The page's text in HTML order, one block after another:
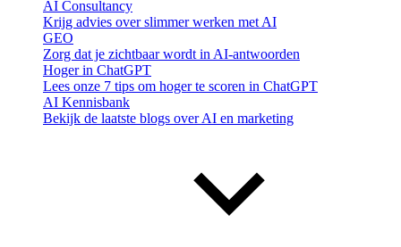
AI Consultancy
Krijg advies over slimmer werken met AI
GEO
Zorg dat je zichtbaar wordt in AI-antwoorden
Hoger in ChatGPT
Lees onze 7 tips om hoger te scoren in ChatGPT
AI Kennisbank
Bekijk de laatste blogs over AI en marketing